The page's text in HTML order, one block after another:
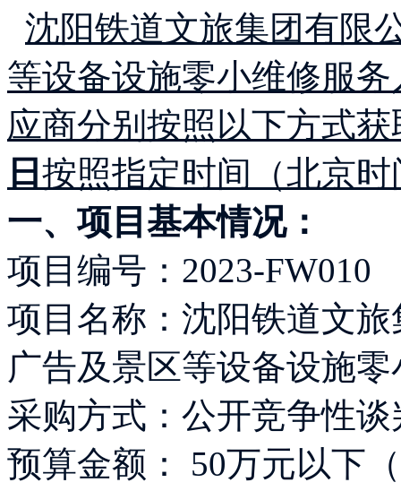
沈阳铁道文旅集团有限
等设备设施零小维修服
应商分别 按照以下方式
日 按照指定时间（北京
一、项目基本情况：
项目编号：2023-FW010
项目名称：沈阳铁道文
广告及景区等设备设施
采购方式：公开竞争性谈
预算金额： 50万元以下